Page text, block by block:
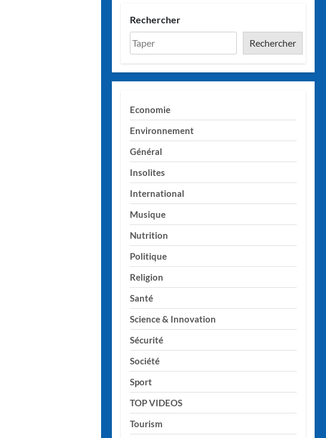
Rechercher
Rechercher
Economie
Environnement
Général
Insolites
International
Musique
Nutrition
Politique
Religion
Santé
Science & Innovation
Sécurité
Société
Sport
TOP VIDEOS
Tourism